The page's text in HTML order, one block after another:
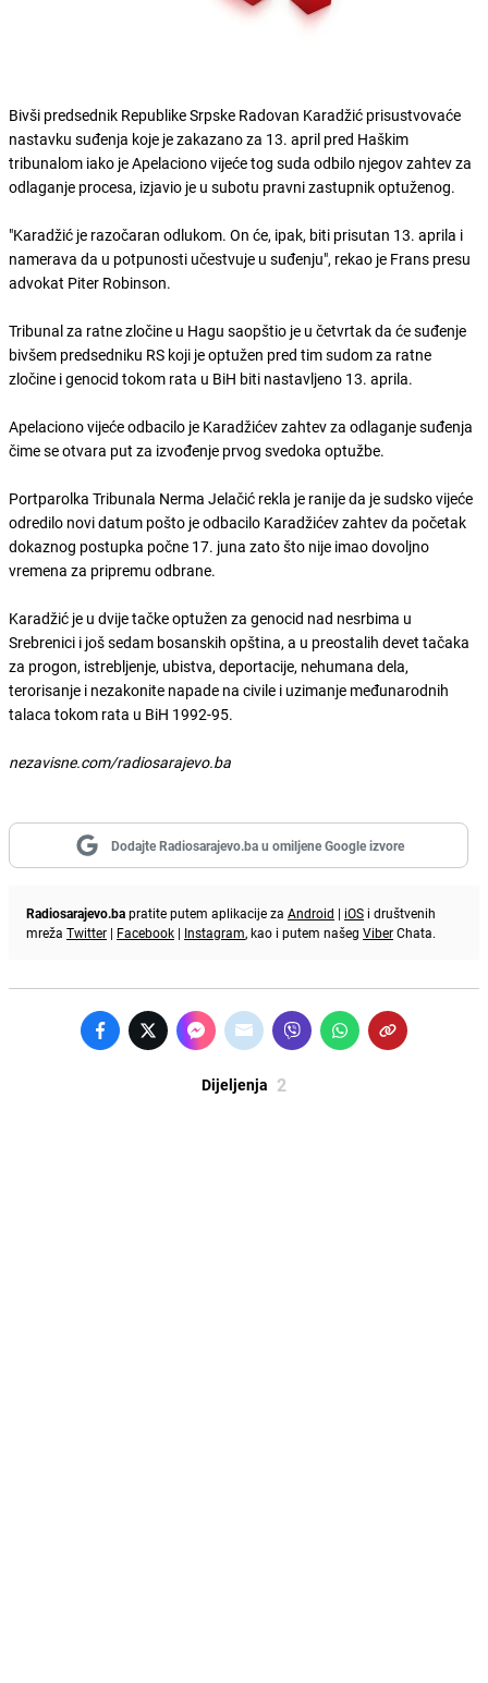
Bivši predsednik Republike Srpske Radovan Karadžić prisustvovaće
nastavku suđenja koje je zakazano za 13. april pred Haškim
tribunalom iako je Apelaciono vijeće tog suda odbilo njegov zahtev za
odlaganje procesa, izjavio je u subotu pravni zastupnik optuženog.
"Karadžić je razočaran odlukom. On će, ipak, biti prisutan 13. aprila i
namerava da u potpunosti učestvuje u suđenju", rekao je Frans presu
advokat Piter Robinson.
Tribunal za ratne zločine u Hagu saopštio je u četvrtak da će suđenje
bivšem predsedniku RS koji je optužen pred tim sudom za ratne
zločine i genocid tokom rata u BiH biti nastavljeno 13. aprila.
Apelaciono vijeće odbacilo je Karadžićev zahtev za odlaganje suđenja
čime se otvara put za izvođenje prvog svedoka optužbe.
Portparolka Tribunala Nerma Jelačić rekla je ranije da je sudsko vijeće
odredilo novi datum pošto je odbacilo Karadžićev zahtev da početak
dokaznog postupka počne 17. juna zato što nije imao dovoljno
vremena za pripremu odbrane.
Karadžić je u dvije tačke optužen za genocid nad nesrbima u
Srebrenici i još sedam bosanskih opština, a u preostalih devet tačaka
za progon, istrebljenje, ubistva, deportacije, nehumana dela,
terorisanje i nezakonite napade na civile i uzimanje međunarodnih
talaca tokom rata u BiH 1992-95.
nezavisne.com/radiosarajevo.ba
Dodajte Radiosarajevo.ba u omiljene Google izvore
Radiosarajevo.bapratite putem aplikacije za Android | iOS i društvenih
mreža Twitter | Facebook | Instagram, kao i putem našeg ViberChata.
Dijeljenja 2